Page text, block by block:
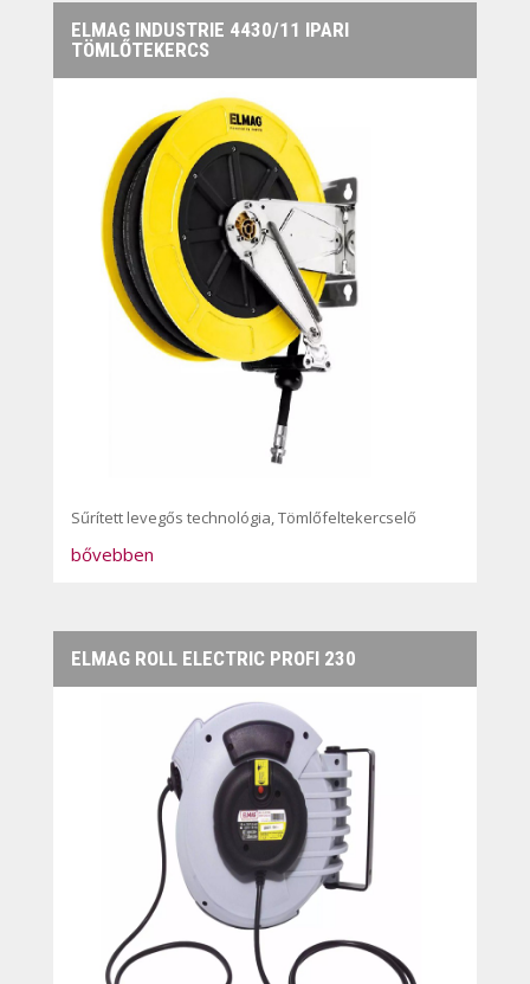
ELMAG INDUSTRIE 4430/11 IPARI
TÖMLŐTEKERCS
Sűrített levegős technológia,Tömlőfeltekercselő
bővebben
ELMAG ROLL ELECTRIC PROFI 230